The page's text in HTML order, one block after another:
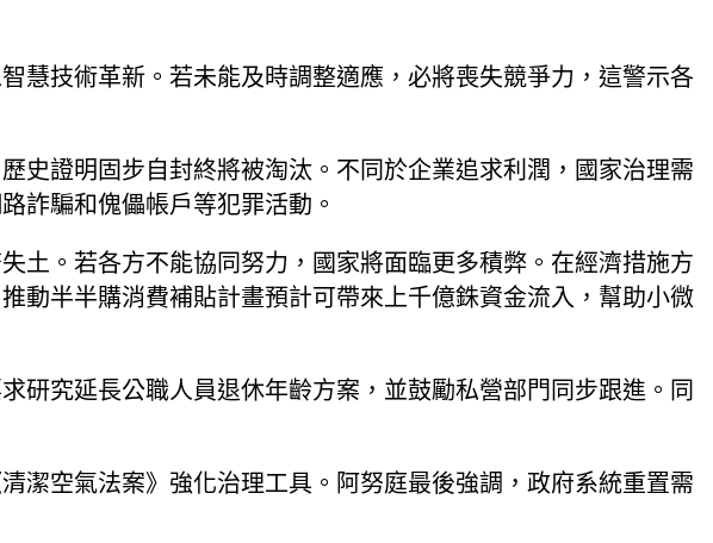
慧技術革新。若未能及時調整適應，必將喪失競爭力，這警示各
史證明固步自封終將被淘汰。不同於企業追求利潤，國家治理需
詐騙和傀儡帳戶等犯罪活動。
土。若各方不能協同努力，國家將面臨更多積弊。在經濟措施方
動半半購消費補貼計畫預計可帶來上千億銖資金流入，幫助小微
研究延長公職人員退休年齡方案，並鼓勵私營部門同步跟進。同
潔空氣法案》強化治理工具。阿努庭最後強調，政府系統重置需